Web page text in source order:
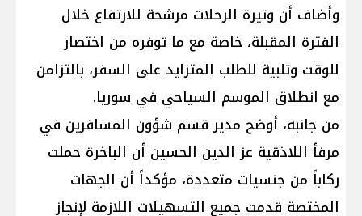
وأضاف أن وتيرة الرحلات مرشحة للارتفاع خلال
الفترة المقبلة، خاصة مع ما توفره من اختصار
للوقت وتلبية للطلب المتزايد على السفر، بالتزامن
مع انطلاق الموسم السياحي في سوريا.
من جانبه، أوضح مدير قسم شؤون المسافرين في
مرفأ اللاذقية عز الدين الحسين أن الباخرة حملت
ركاباً من جنسيات متعددة، مؤكداً أن الجهات
المختصة قدمت جميع التسهيلات اللازمة لإنجاز